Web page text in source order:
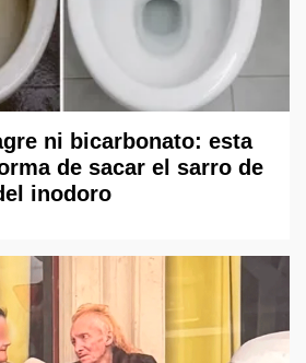
ni bicarbonato: esta
de sacar el sarro de
inodoro